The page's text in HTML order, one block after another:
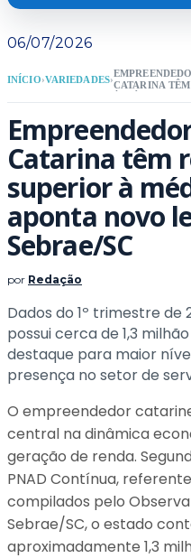
06/07/2026
INÍCIO›VARIEDADES›
CATARINA
Catarina têm
superior à
aponta novo
Sebrae/SC
por Redação
Dados do 1º trimestre
possui cerca de 1,3
destaque para maior
presença no setor de
O empreendedor
central na dinâmica
geração de renda.
PNAD Contínua,
compilados pelo
Sebrae/SC, o estado
aproximadamente 1,3